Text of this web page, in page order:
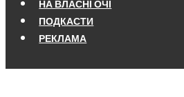
НА ВЛАСНІ ОЧІ
ПОДКАСТИ
РЕКЛАМА